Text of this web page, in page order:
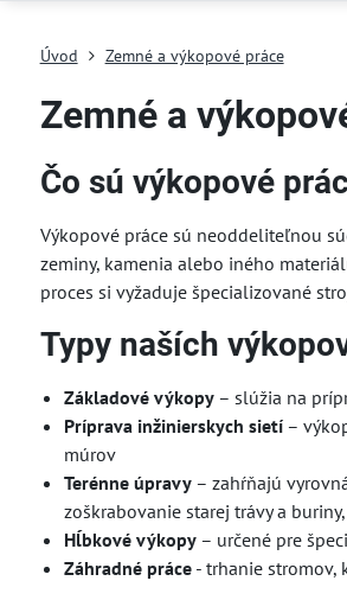
Úvod Zemné a výkopové práce
Zemné a
Čo sú výkopové
Výkopové práce sú neoddeliteľnou
zeminy, kamenia alebo iného
proces si vyžaduje špecializované
Typy naších
Základové výkopy– slúžia na
Príprava inžinierskych sietí–
múrov
Terénne úpravy– zahŕňajú
zoškrabovanie starej trávy a
Hĺbkové výkopy– určené pre
Záhradné práce- trhanie stromov,